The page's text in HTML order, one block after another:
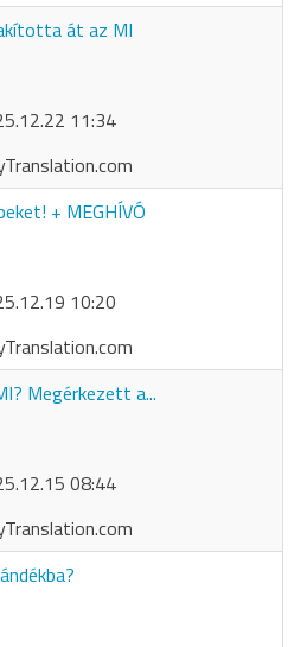
át az MI
11:34
+ MEGHÍVÓ
10:20
Megérkezett a...
08:44